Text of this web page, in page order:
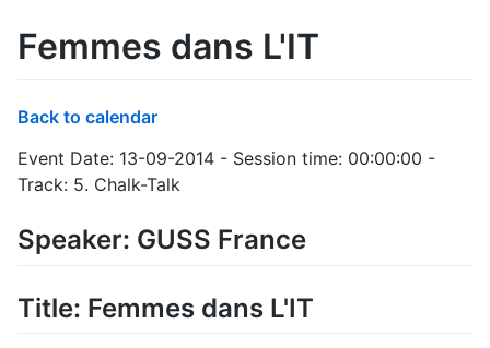
Femmes dans L'IT
Back to calendar
Event Date: 13-09-2014 - Session time: 00:00:00 -
Track: 5. Chalk-Talk
Speaker: GUSS France
Title: Femmes dans L'IT